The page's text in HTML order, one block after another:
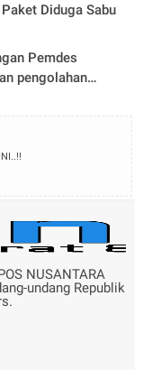
Diduga Sabu
Pemdes
pengolahan
NUSANTARA
undang Republik